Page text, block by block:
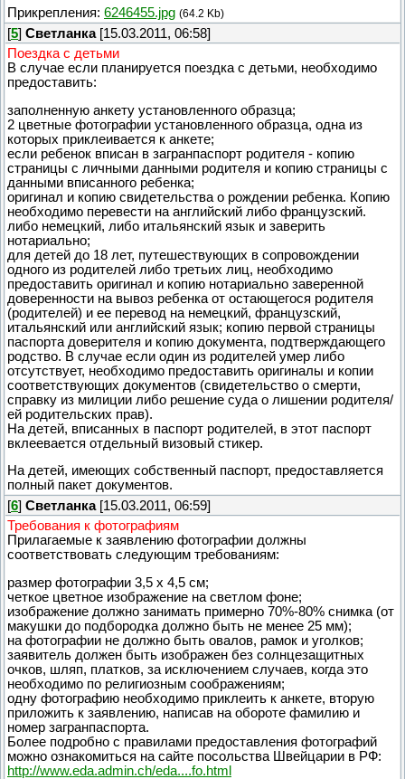
Прикрепления: 6246455.jpg (64.2 Kb)
[5] Светланка[15.03.2011, 06:58]
Поездка с детьми
В случае если планируется поездка с детьми, необходимо
предоставить:
заполненную анкету установленного образца;
2 цветные фотографии установленного образца, одна из
которых приклеивается к анкете;
если ребенок вписан в загранпаспорт родителя - копию
страницы с личными данными родителя и копию страницы с
данными вписанного ребенка;
оригинал и копию свидетельства о рождении ребенка. Копию
необходимо перевести на английский либо французский.
либо немецкий, либо итальянский язык и заверить
нотариально;
для детей до 18 лет, путешествующих в сопровождении
одного из родителей либо третьих лиц, необходимо
предоставить оригинал и копию нотариально заверенной
доверенности на вывоз ребенка от остающегося родителя
(родителей) и ее перевод на немецкий, французский,
итальянский или английский язык; копию первой страницы
паспорта доверителя и копию документа, подтверждающего
родство. В случае если один из родителей умер либо
отсутствует, необходимо предоставить оригиналы и копии
соответствующих документов (свидетельство о смерти,
справку из милиции либо решение суда о лишении родителя/
ей родительских прав).
На детей, вписанных в паспорт родителей, в этот паспорт
вклеевается отдельный визовый стикер.
На детей, имеющих собственный паспорт, предоставляется
полный пакет документов.
[6] Светланка[15.03.2011, 06:59]
Требования к фотографиям
Прилагаемые к заявлению фотографии должны
соответствовать следующим требованиям:
размер фотографии 3,5 х 4,5 см;
четкое цветное изображение на светлом фоне;
изображение должно занимать примерно 70%-80% снимка (от
макушки до подбородка должно быть не менее 25 мм);
на фотографии не должно быть овалов, рамок и уголков;
заявитель должен быть изображен без солнцезащитных
очков, шляп, платков, за исключением случаев, когда это
необходимо по религиозным соображениям;
одну фотографию необходимо приклеить к анкете, вторую
приложить к заявлению, написав на обороте фамилию и
номер загранпаспорта.
Более подробно с правилами предоставления фотографий
можно ознакомиться на сайте посольства Швейцарии в РФ:
http://www.eda.admin.ch/eda....fo.html